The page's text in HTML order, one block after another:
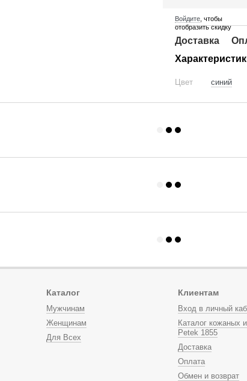
Войдите , чтобы
отобразить скидку
Доставка
Цвет синий
Каталог
Мужчинам
Женщинам
Для Всех
Клиентам
Вход в личный
Каталог кожаных
Petek 1855
Доставка
Оплата
Обмен и возврат